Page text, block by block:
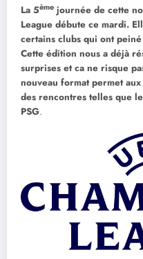
La 5ème journée de cette
League débute ce mardi.
certains clubs qui ont
Cette édition nous a déjà
surprises et ca ne risque
nouveau format permet
des rencontres telles que
PSG.